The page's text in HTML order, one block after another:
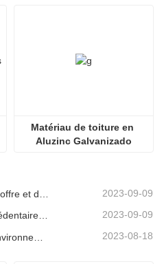
Matériau de toiture en
Aluzinc Galvanizado
2023-09-09
Capacité de production excédentaire dans l’industrie sidérurgique 2023-09-09
2023-08-18